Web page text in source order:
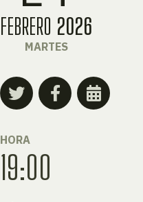
FEBRERO 2026
MARTES
HORA
19:00